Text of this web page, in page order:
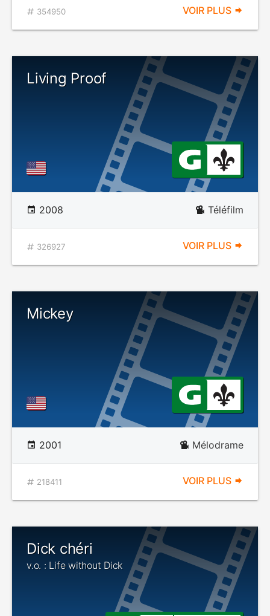
354950 VOIR PLUS
Living Proof
2008 Téléfilm
326927 VOIR PLUS
Mickey
2001 Mélodrame
218411 VOIR PLUS
Dick chéri
v.o. : Life without Dick